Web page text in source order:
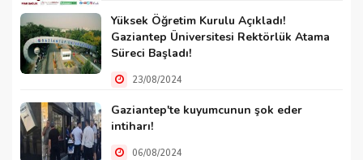
Yüksek Öğretim Kurulu Açıkladı!
Gaziantep Üniversitesi Rektörlük Atama
Süreci Başladı!
23/08/2024
Gaziantep'te kuyumcunun şok eder
intiharı!
06/08/2024